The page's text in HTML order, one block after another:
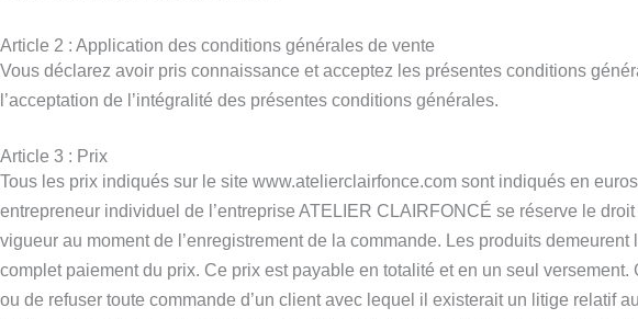
Article 2 : Application des conditions générales de vente
Vous déclarez avoir pris connaissance et acceptez les présentes conditions
l’acceptation de l’intégralité des présentes conditions générales.
Article 3 : Prix
Tous les prix indiqués sur le site www.atelierclairfonce.com sont indiqués en
entrepreneur individuel de l’entreprise ATELIER CLAIRFONCÉ se réserve le
vigueur au moment de l’enregistrement de la commande. Les produits
complet paiement du prix. Ce prix est payable en totalité et en un seul
ou de refuser toute commande d’un client avec lequel il existerait un litige relatif